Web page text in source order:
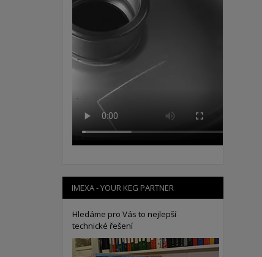
IMEXA - YOUR KEG PARTNER
Hledáme pro Vás to nejlepší
technické řešení